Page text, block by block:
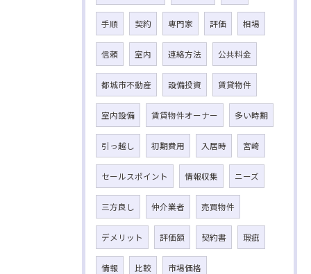
手順 契約 専門家 評価 相場
信頼 室内 連絡方法 公共料金
都城市不動産 設備投資 賃貸物件
室内設備 賃貸物件オーナー 多い時期
引っ越し 初期費用 入居時 宮崎
セールスポイント 情報収集 ニーズ
三方良し 仲介業者 売買物件
デメリット 評価額 契約書 瑕疵
情報 比較 市場価格